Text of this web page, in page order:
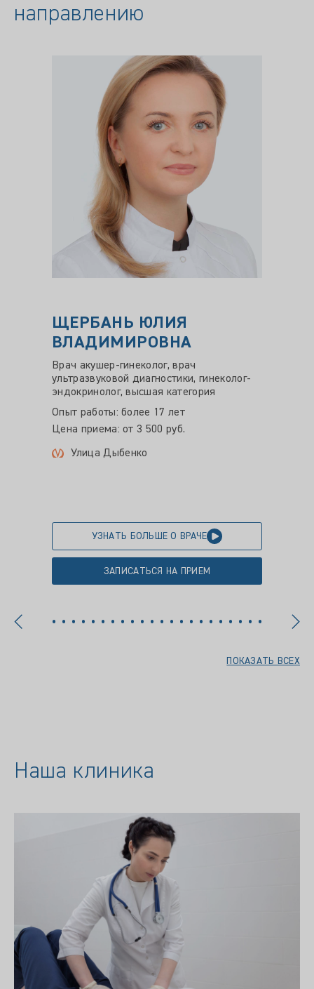
направлению
ЩЕРБАНЬ ЮЛИЯ
ВЛАДИМИРОВНА
Врач акушер-гинеколог, врач
ультразвуковой диагностики, гинеколог-
эндокринолог, высшая категория
Опыт работы: более 17 лет
Цена приема: от 3 500 руб.
Улица Дыбенко
УЗНАТЬ БОЛЬШЕ О ВРАЧЕ
ЗАПИСАТЬСЯ НА ПРИЕМ
ПОКАЗАТЬ ВСЕХ
Наша клиника